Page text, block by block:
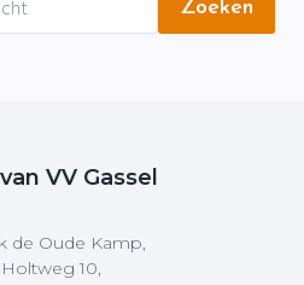
Zoeken
VV Gassel
de Oude Kamp,
10,